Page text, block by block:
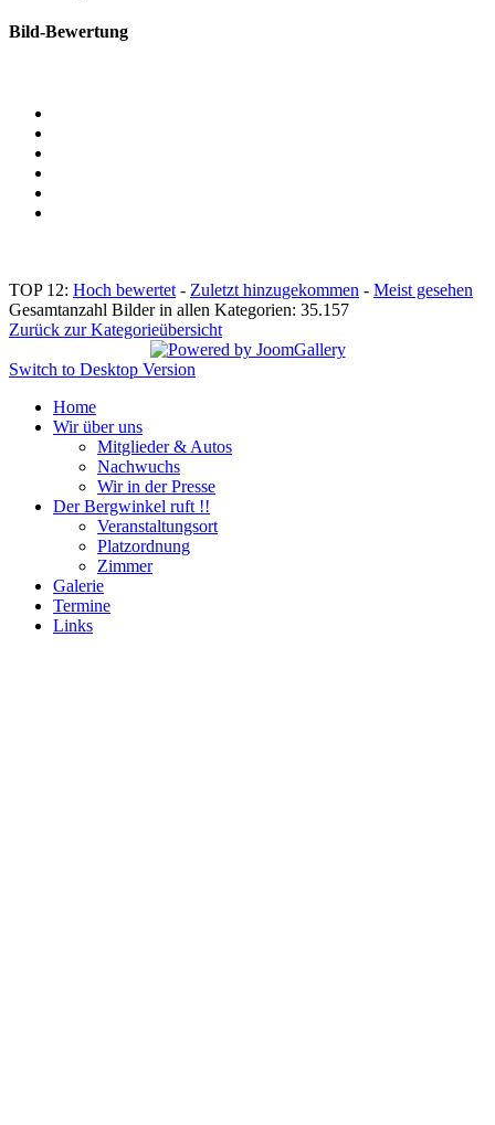
Bild-Bewertung
TOP 12: Hoch bewertet - Zuletzt hinzugekommen - Meist gesehen
Gesamtanzahl Bilder in allen Kategorien: 35.157
Zurück zur Kategorieübersicht
Switch to Desktop Version
Home
Wir über uns
Mitglieder & Autos
Nachwuchs
Wir in der Presse
Der Bergwinkel ruft !!
Veranstaltungsort
Platzordnung
Zimmer
Galerie
Termine
Links